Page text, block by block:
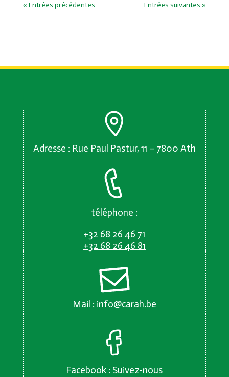
« Entrées précédentes Entrées suivantes »
Adresse : Rue Paul Pastur, 11 – 7800 Ath
téléphone :
+32 68 26 46 71
+32 68 26 46 81
Mail : info@carah.be
Facebook : Suivez-nous